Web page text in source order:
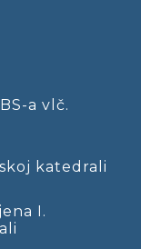
a vlč.
katedrali
I.